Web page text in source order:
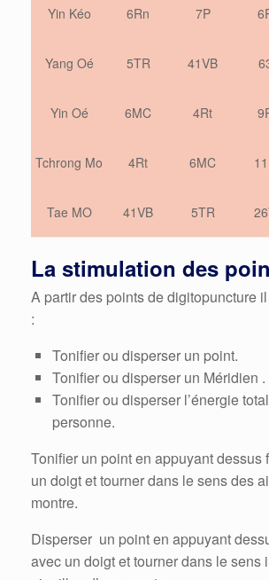
Yin Kéo 6Rn 7P
Yang Oé 5TR 41VB
Yin Oé 6MC 4Rt
Tchrong Mo 4Rt 6MC
Tae MO 41VB 5TR
La stimulation des
A partir des points de digitopuncture
:
Tonifier ou disperser un point.
Tonifier ou disperser un Méridien .
Tonifier ou disperser l’énergie
personne.
Tonifier un point en appuyant dessus
un doigt et tourner dans le sens des
montre.
Disperser un point en appuyant
avec un doigt et tourner dans le